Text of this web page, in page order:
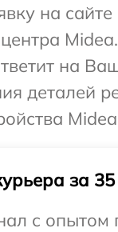
на сайте
на
деталей
за
с опытом